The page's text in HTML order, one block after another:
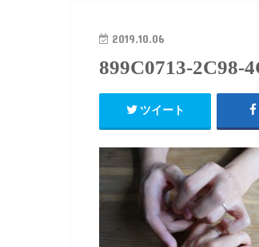
2019.10.06
899C0713-2C98-
ツイート